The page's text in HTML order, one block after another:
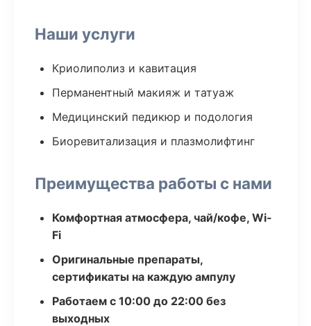
Наши услуги
Криолиполиз и кавитация
Перманентный макияж и татуаж
Медицинский педикюр и подология
Биоревитализация и плазмолифтинг
Преимущества работы с нами
Комфортная атмосфера, чай/кофе, Wi-
Fi
Оригинальные препараты,
сертификаты на каждую ампулу
Работаем с 10:00 до 22:00 без
выходных